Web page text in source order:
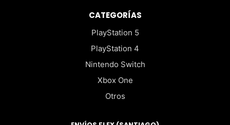
CATEGORÍAS
PlayStation 5
PlayStation 4
Nintendo Switch
Xbox One
Otros